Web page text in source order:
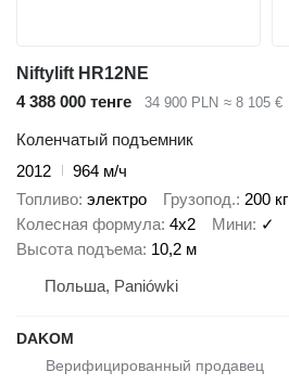
Niftylift HR12NE
4 388 000 тенге
34 900 PLN ≈ 8 105 €
Коленчатый подъемник
2012
964 м/ч
Топливо электро Грузопод. 200 кг
Колесная формула 4x2 Мини ✓
Высота подъема 10,2 м
Польша, Paniówki
DAKOM